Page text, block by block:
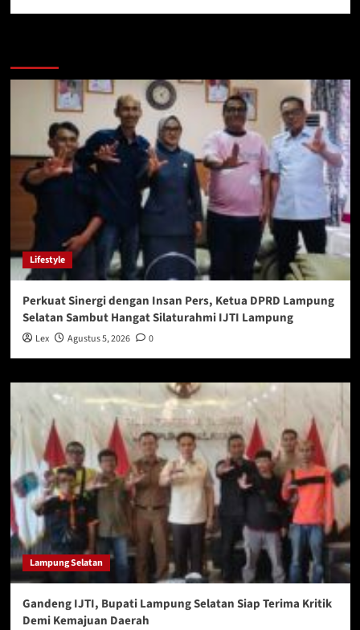
Lifestyle
Perkuat Sinergi dengan Insan Pers, Ketua DPRD Lampung
Selatan Sambut Hangat Silaturahmi IJTI Lampung
Lex Agustus 5, 2026 0
Lampung Selatan
Gandeng IJTI, Bupati Lampung Selatan Siap Terima Kritik
Demi Kemajuan Daerah